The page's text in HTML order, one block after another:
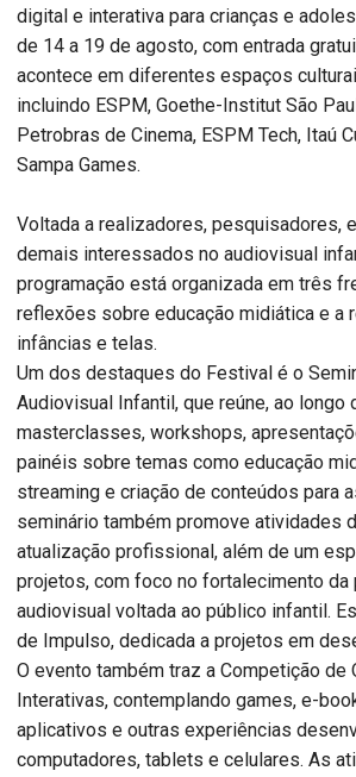
digital e interativa para crianças e
de 14 a 19 de agosto, com entrada
acontece em diferentes espaços
incluindo ESPM, Goethe-Institut São
Petrobras de Cinema, ESPM Tech, Itaú
Sampa Games.
Voltada a realizadores, pesquisadores,
demais interessados no audiovisual
programação está organizada em três
reflexões sobre educação midiática e a
infâncias e telas.
Um dos destaques do Festival é o
Audiovisual Infantil, que reúne, ao longo
masterclasses, workshops,
painéis sobre temas como educação
streaming e criação de conteúdos para
seminário também promove atividades
atualização profissional, além de um
projetos, com foco no fortalecimento da
audiovisual voltada ao público infantil.
de Impulso, dedicada a projetos em
O evento também traz a Competição de
Interativas, contemplando games, e-
aplicativos e outras experiências
computadores, tablets e celulares. As